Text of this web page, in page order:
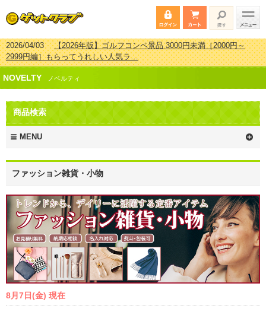
2026/04/03【2026年版】ゴルフコンペ景品 3000円未満［2000円～
2999円編］もらってうれしい人気ラ…
2026/02/16【2026年版】結婚式の二次会で貰って嬉しい景品とは？ 更
新しました！
2026/02/03【2026年版】ゴルフコンペ景品 3000円未満［2000円～
2999円編］もらってうれしい人気ラ…
2026/07/15
ング 更新しました！
NOVELTY ノベルティ
商品検索
MENU
ファッション雑貨・小物
8月7日(金) 現在